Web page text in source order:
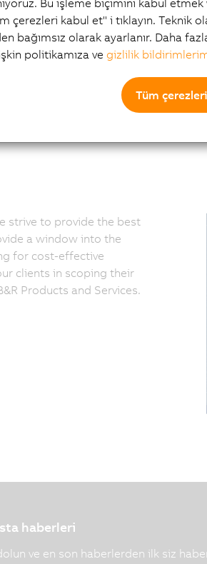
and existing systems, for the
the lifespan and usability of
strive to provide the best
a window into the
for cost-effective
clients in scoping their
Products and Services.
haberleri
ve en son haberlerden ilk siz
çerezleri kabul et" i tıklayın. Teknik
bağımsız olarak ayarlanır. Daha
politikamıza ve gizlilik
Tüm